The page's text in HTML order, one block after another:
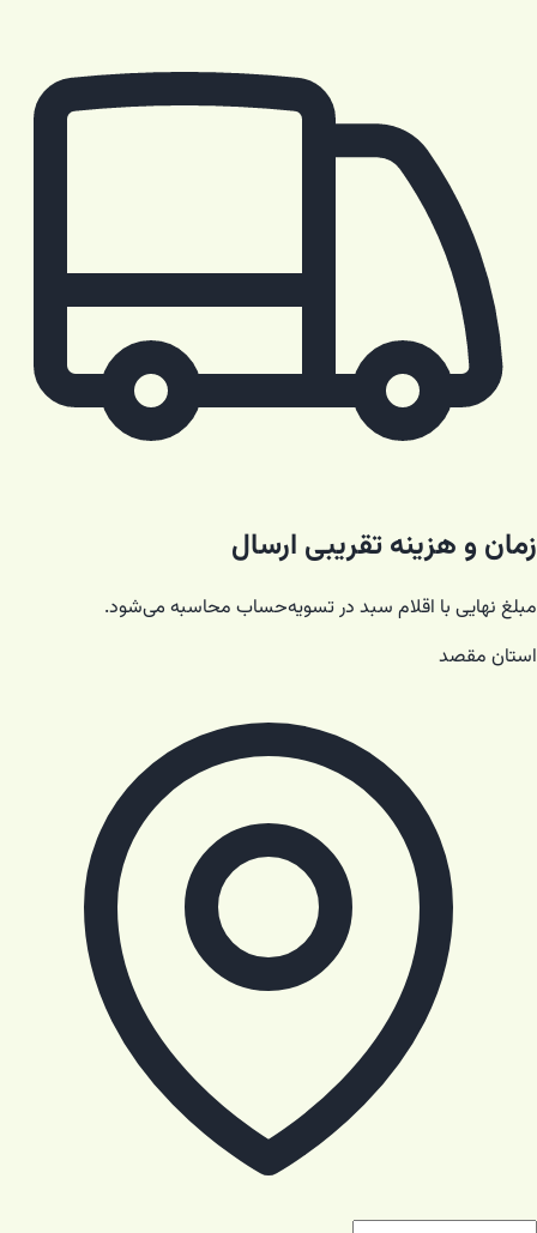
زمان و هزینه تقریبی ارسال
مبلغ نهایی با اقلام سبد در تسویه‌حساب محاسبه می‌شود.
استان مقصد